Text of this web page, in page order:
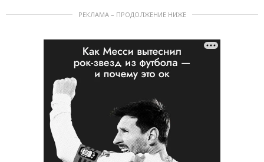
РЕКЛАМА – ПРОДОЛЖЕНИЕ НИЖЕ